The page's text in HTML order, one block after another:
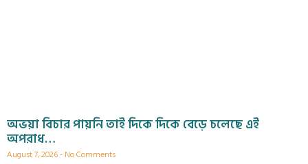
অভয়া বিচার পায়নি তাই দিকে দিকে বেড়ে চলেছে এই
অপরাধ…
August 7, 2026 No Comments